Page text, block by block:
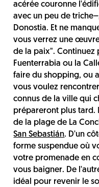
acérée couronne
avec un peu de
Donostia. Et ne
vous verrez une
de la paix". Continuez
Fuenterrabia ou la
faire du shopping, ou
vous voulez
connus de la ville qui
prépareront plus tard.
de la plage de La
San Sebastián. D'un
forme suspendue où
votre promenade en
vous baigner. De
idéal pour revenir le